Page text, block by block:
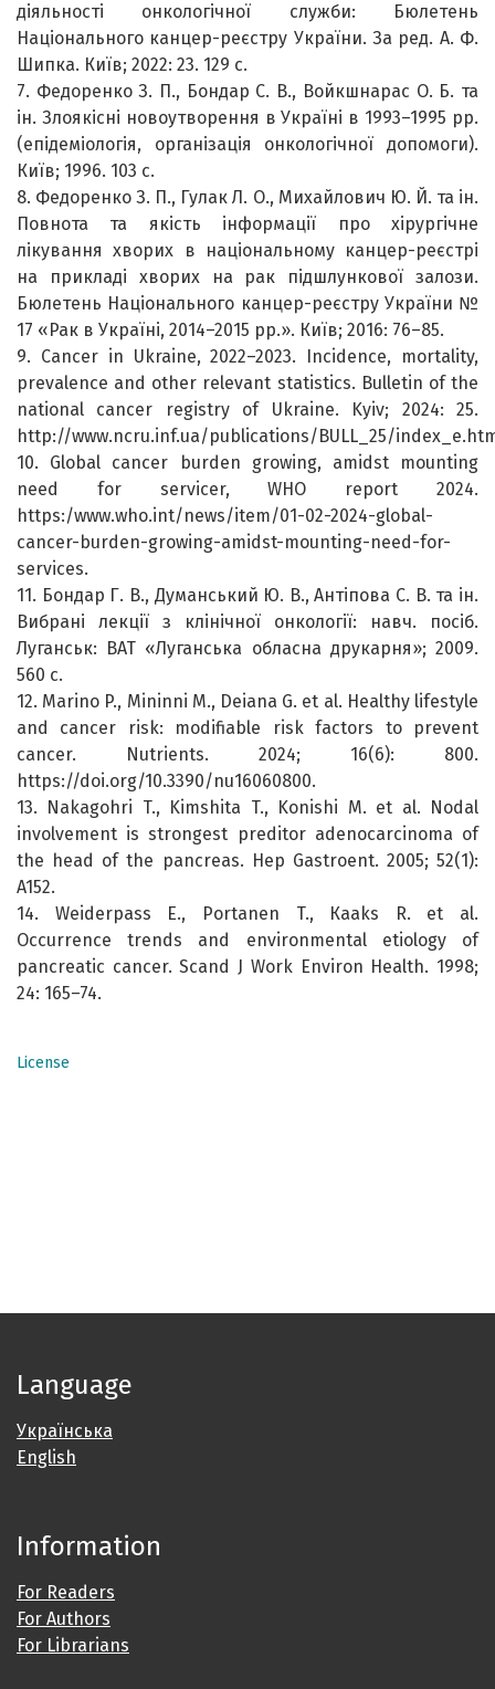
діяльності онкологічної служби: Бюлетень
Національного канцер-реєстру України. За ред. А. Ф.
Шипка. Київ; 2022: 23. 129 с.
7. Федоренко З. П., Бондар С. В., Войкшнарас О. Б. та
ін. Злоякісні новоутворення в Україні в 1993–1995 рр.
(епідеміологія, організація онкологічної допомоги).
Київ; 1996. 103 с.
8. Федоренко З. П., Гулак Л. О., Михайлович Ю. Й. та ін.
Повнота та якість інформації про хірургічне
лікування хворих в національному канцер-реєстрі
на прикладі хворих на рак підшлункової залози.
Бюлетень Національного канцер-реєстру України №
17 «Рак в Україні, 2014–2015 рр.». Київ; 2016: 76–85.
9. Cancer in Ukraine, 2022–2023. Inсidenсe, mortality,
prevalence and other relevant statistics. Bulletin of the
national cancer registry of Ukraine. Kyiv; 2024: 25.
http://www.ncru.inf.ua/publications/BULL_25/
10. Global cancer burden growing, amidst mounting
need for servicer, WHO report 2024.
https:/www.who.int/news/item/01-02-2024-global-
cancer-burden-growing-amidst-mounting-need-for-
services.
11. Бондар Г. В., Думанський Ю. В., Антіпова С. В. та ін.
Вибрані лекції з клінічної онкології: навч. посіб.
Луганськ: ВАТ «Луганська обласна друкарня»; 2009.
560 с.
12. Marino P., Mininni M., Deiana G. et al. Healthy lifestyle
and cancer risk: modifiable risk factors to prevent
cancer. Nutrients. 2024; 16(6): 800.
https://doi.org/10.3390/nu16060800.
13. Nakagohri T., Kimshita T., Konishi M. et al. Nodal
involvement is strongest preditor adenocarcinoma of
the head of the pancreas. Hep Gastroent. 2005; 52(1):
A152.
14. Weiderpass E., Portanen T., Кaaks R. et al.
Occurrence trends and environmental etiology of
pancreatic cancer. Scand J Work Environ Health. 1998;
24: 165–74.
License
Language
Українська
English
Information
For Readers
For Authors
For Librarians